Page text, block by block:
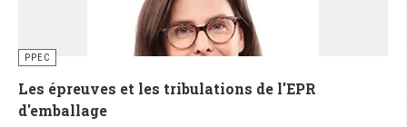
PPEC
Les épreuves et les tribulations de l'EPR
d'emballage